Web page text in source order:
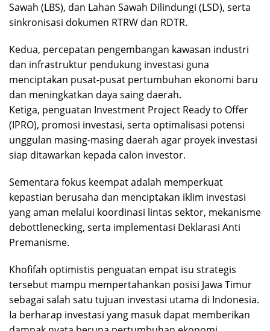
Sawah (LBS), dan Lahan Sawah Dilindungi (LSD), serta
sinkronisasi dokumen RTRW dan RDTR.
Kedua, percepatan pengembangan kawasan industri
dan infrastruktur pendukung investasi guna
menciptakan pusat-pusat pertumbuhan ekonomi baru
dan meningkatkan daya saing daerah.
Ketiga, penguatan Investment Project Ready to Offer
(IPRO), promosi investasi, serta optimalisasi potensi
unggulan masing-masing daerah agar proyek investasi
siap ditawarkan kepada calon investor.
Sementara fokus keempat adalah memperkuat
kepastian berusaha dan menciptakan iklim investasi
yang aman melalui koordinasi lintas sektor, mekanisme
debottlenecking, serta implementasi Deklarasi Anti
Premanisme.
Khofifah optimistis penguatan empat isu strategis
tersebut mampu mempertahankan posisi Jawa Timur
sebagai salah satu tujuan investasi utama di Indonesia.
Ia berharap investasi yang masuk dapat memberikan